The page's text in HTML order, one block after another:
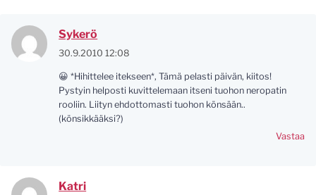
Sykerö
30.9.2010 12:08
😀 *Hihittelee itekseen*, Tämä pelasti päivän, kiitos!
Pystyin helposti kuvittelemaan itseni tuohon neropatin
rooliin. Liityn ehdottomasti tuohon könsään..
(könsikkääksi?)
Vastaa
Katri